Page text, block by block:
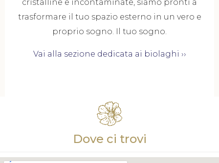
cristalline e incontaminate, siamo pronti a
trasformare il tuo spazio esterno in un vero e
proprio sogno. Il tuo sogno.
Vai alla sezione dedicata ai biolaghi ››
Dove ci trovi